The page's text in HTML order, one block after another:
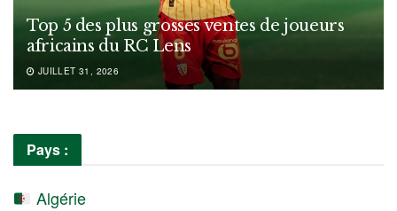
Top 5 des plus grosses ventes de joueurs
africains du RC Lens
JUILLET 31, 2026
Pays :
Algérie